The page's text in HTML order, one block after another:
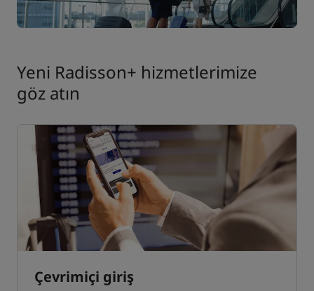
Yeni Radisson+ hizmetlerimize
göz atın
Çevrimiçi giriş